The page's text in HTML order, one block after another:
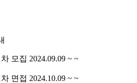
모집 2024.09.09 ~ ~
면접 2024.10.09 ~ ~